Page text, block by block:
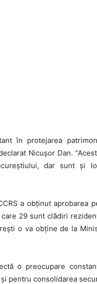
în protejarea
Nicușor Dan.
dar sunt și
a obținut aprobarea
29 sunt clădiri
o va obține de la
o preocupare
pentru consolidarea